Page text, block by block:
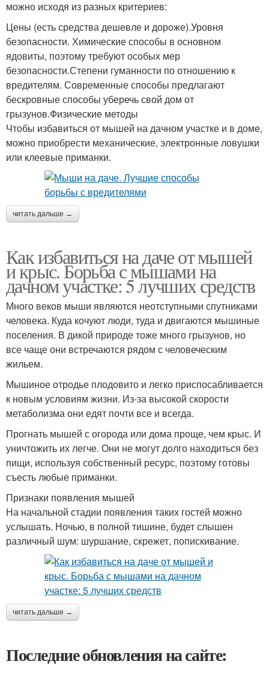
можно исходя из разных критериев:
Цены (есть средства дешевле и дороже).Уровня
безопасности. Химические способы в основном
ядовиты, поэтому требуют особых мер
безопасности.Степени гуманности по отношению к
вредителям. Современные способы предлагают
бескровные способы уберечь свой дом от
грызунов.Физические методы
Чтобы избавиться от мышей на дачном участке и в доме,
можно приобрести механические, электронные ловушки
или клеевые приманки.
читать дальше →
Как избавиться на даче от мышей
и крыс. Борьба с мышами на
дачном участке: 5 лучших средств
Много веков мыши являются неотступными спутниками
человека. Куда кочуют люди, туда и двигаются мышиные
поселения. В дикой природе тоже много грызунов, но
все чаще они встречаются рядом с человеческим
жильем.
Мышиное отродье плодовито и легко приспосабливается
к новым условиям жизни. Из-за высокой скорости
метаболизма они едят почти все и всегда.
Прогнать мышей с огорода или дома проще, чем крыс. И
уничтожить их легче. Они не могут долго находиться без
пищи, используя собственный ресурс, поэтому готовы
съесть любые приманки.
Признаки появления мышей
На начальной стадии появления таких гостей можно
услышать. Ночью, в полной тишине, будет слышен
различный шум: шуршание, скрежет, попискивание.
читать дальше →
Последние обновления на сайте: